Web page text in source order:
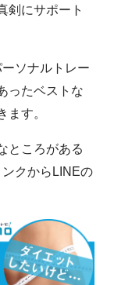
剣にサポート
ソナルトレー
ったベストな
ます。
ところがある
クからLINEの